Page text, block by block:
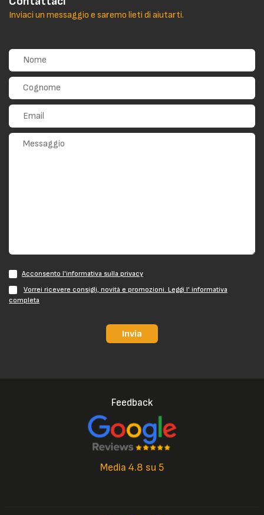
Inviaci un messaggio e saremo lieti di aiutarti.
Acconsento l'informativa sulla privacy
Vorrei ricevere consigli, novità e promozioni. Leggi l' informativa
completa
Invia
Feedback
Media 4.8 su 5